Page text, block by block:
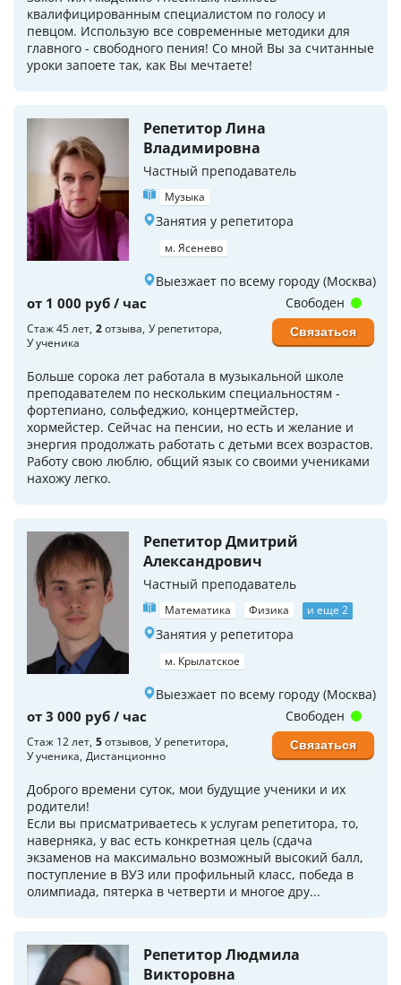
квалифицированным специалистом по голосу и
певцом. Использую все современные методики для
главного - свободного пения! Со мной Вы за считанные
уроки запоете так, как Вы мечтаете!
Репетитор Лина
Владимировна
Частный преподаватель
Музыка
Занятия у репетитора
м. Ясенево
Выезжает по всему городу (Москва)
от 1 000 руб / час
Стаж 45 лет 2отзыва У репетитора
У ученика
Больше сорока лет работала в музыкальной школе
преподавателем по нескольким специальностям -
фортепиано, сольфеджио, концертмейстер,
хормейстер. Сейчас на пенсии, но есть и желание и
энергия продолжать работать с детьми всех возрастов.
Работу свою люблю, общий язык со своими учениками
нахожу легко.
Свободен
Связаться
Репетитор Дмитрий
Александрович
Частный преподаватель
Математика Физика и еще 2
Занятия у репетитора
м. Крылатское
Выезжает по всему городу (Москва)
от 3 000 руб / час
Стаж 12 лет 5отзывов У репетитора
У ученика Дистанционно
Доброго времени суток, мои будущие ученики и их
родители!
Если вы присматриваетесь к услугам репетитора, то,
наверняка, у вас есть конкретная цель (сдача
экзаменов на максимально возможный высокий балл,
поступление в ВУЗ или профильный класс, победа в
олимпиада, пятерка в четверти и многое дру...
Свободен
Связаться
Репетитор Людмила
Викторовна